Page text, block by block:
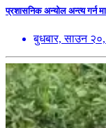
प्रशासनिक अन्योल अन्त्य गर्न
बुधबार, साउन